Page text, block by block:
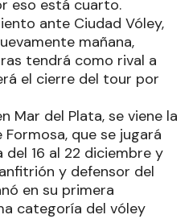
eso está cuarto.
ante Ciudad Vóley,
mañana,
tendrá como rival a
el cierre del tour por
Mar del Plata, se viene la
Formosa, que se jugará
16 al 22 diciembre y
y defensor del
en su primera
categoría del vóley